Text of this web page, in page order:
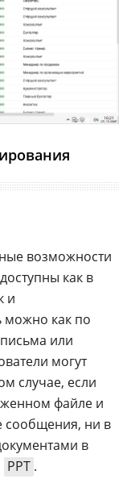
возможности
как в
и
можно как по
или
могут
случае, если
файле и
сообщения, ни в
в
PPT .